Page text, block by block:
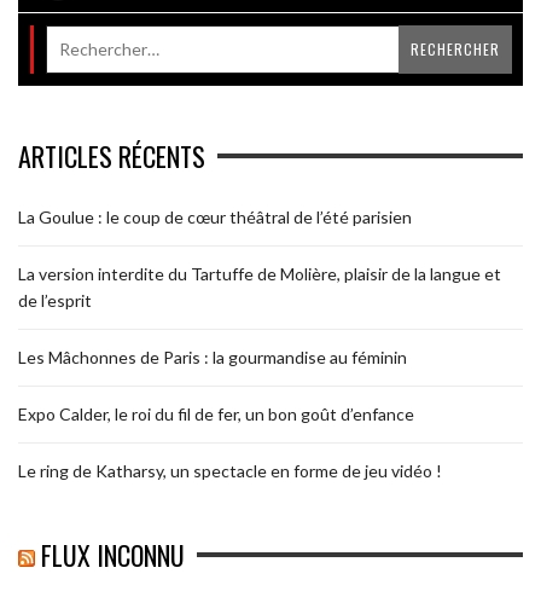
ARTICLES RÉCENTS
La Goulue : le coup de cœur théâtral de l’été parisien
La version interdite du Tartuffe de Molière, plaisir de la langue et
de l’esprit
Les Mâchonnes de Paris : la gourmandise au féminin
Expo Calder, le roi du fil de fer, un bon goût d’enfance
Le ring de Katharsy, un spectacle en forme de jeu vidéo !
FLUX INCONNU